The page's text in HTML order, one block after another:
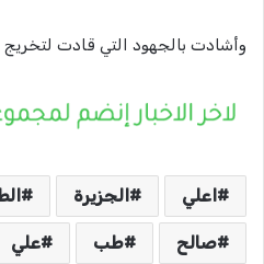
وأشادت بالجهود التي قادت لتخريج الدفعة (٣٩)
اعلي الجزيرة
صالح طب علي